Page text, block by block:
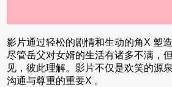
影片通过轻松的剧情和生动的角X 塑
尽管岳父对女婿的生活有诸多不满，
见，彼此理解。影片不仅是欢笑的源
沟通与尊重的重要X 。